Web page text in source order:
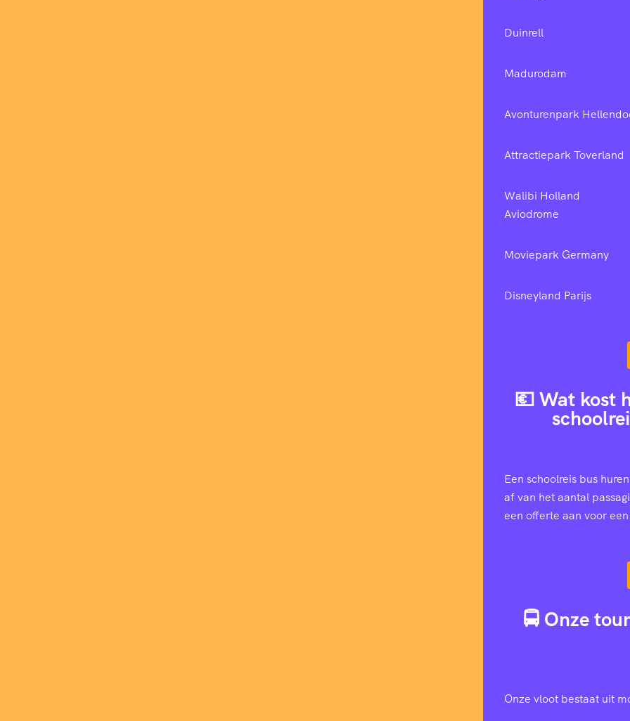
Duinrell
Madurodam
Avonturenpark
Attractiepark Toverland
Walibi Holland
Aviodrome
Moviepark Germany
Disneyland Parijs
💶 Wat kost
Een schoolreis bus
af van het aantal
een offerte aan voor
🚍 Onze
Onze vloot bestaat uit